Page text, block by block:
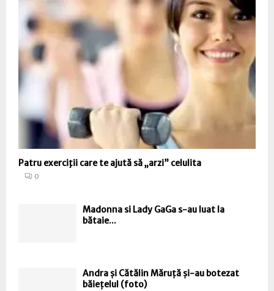
Patru exerciţii care te ajută să „arzi” celulita
0
Madonna si Lady GaGa s-au luat la
bătaie...
Andra și Cătălin Măruță și-au botezat
băiețelul (foto)